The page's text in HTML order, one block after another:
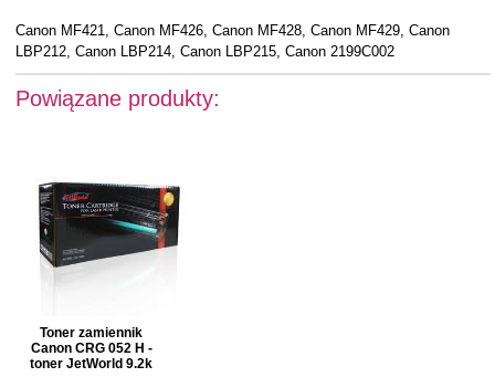
Canon MF421, Canon MF426, Canon MF428, Canon MF429, Canon
LBP212, Canon LBP214, Canon LBP215, Canon 2199C002
Powiązane produkty:
Toner zamiennik
Canon CRG 052 H -
toner JetWorld 9.2k